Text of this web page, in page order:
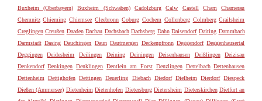
Buxheim (Oberbayern)
Buxheim (Schwaben) Cadolzburg Calw Castell Cham
Chamerau
Chemnitz Chieming Chiemsee Cleebronn Coburg Cochem Collenberg Colmberg Crailsheim
Creglingen Creußen Daaden Dachau Dachsbach Dachsberg Dahn Daisendorf Daiting Dammbach
Darmstadt Dasing Dauchingen Daun Dautmergen Deckenpfronn Deggendorf Deggenhausertal
Deggingen
Deidesheim Deilingen Deining Deiningen Deisenhausen Deißlingen
Deizisau
Denkendorf Denkingen Denklingen Dentlein am Forst Denzlingen Dettelbach Dettenhausen
Dettenheim
Dettighofen Dettingen Deuerling Diebach Diedorf Dielheim Dierdorf Diespeck
Dießen (Ammersee) Dietenheim Dietenhofen Dietersburg Dietersheim Dieterskirchen Dietfurt an